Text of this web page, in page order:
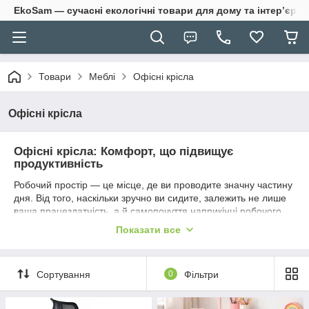
EkoSam — сучасні екологічні товари для дому та інтер’єру.
Товари Меблі Офісні крісла
Офісні крісла
Офісні крісла: Комфорт, що підвищує
продуктивність
Робочий простір — це місце, де ви проводите значну частину
дня. Від того, наскільки зручно ви сидите, залежить не лише
ваша працездатність, а й самопочуття наприкінці робочого
дня. Колекція офісних крісел від
Чому ергономічне крісло — це вигідна інвестиція?
розроблені з урахуванням анатомічних особливостей,
Показати все
Сортування 0 Фільтри